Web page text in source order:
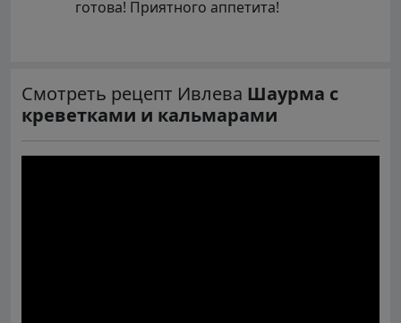
готова! Приятного аппетита!
Смотреть рецепт Ивлева Шаурма с
креветками и кальмарами